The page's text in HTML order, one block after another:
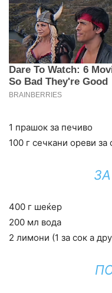
1 прашок за печиво
100 г сечкани ореви за
400 г шеќер
200 мл вода
2 лимони (1 за сок а